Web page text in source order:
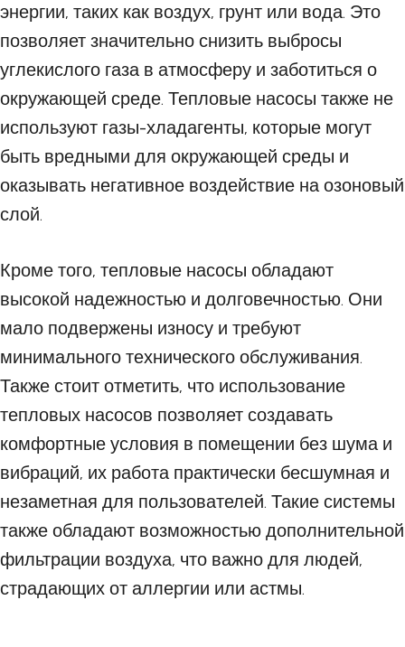
энергии, таких как воздух, грунт или вода. Это
позволяет значительно снизить выбросы
углекислого газа в атмосферу и заботиться о
окружающей среде. Тепловые насосы также не
используют газы-хладагенты, которые могут
быть вредными для окружающей среды и
оказывать негативное воздействие на озоновый
слой.
Кроме того, тепловые насосы обладают
высокой надежностью и долговечностью. Они
мало подвержены износу и требуют
минимального технического обслуживания.
Также стоит отметить, что использование
тепловых насосов позволяет создавать
комфортные условия в помещении без шума и
вибраций, их работа практически бесшумная и
незаметная для пользователей. Такие системы
также обладают возможностью дополнительной
фильтрации воздуха, что важно для людей,
страдающих от аллергии или астмы.